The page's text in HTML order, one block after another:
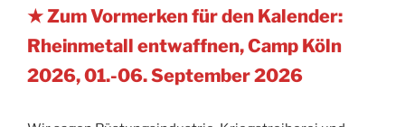
★ Zum Vormerken für den Kalender:
Rheinmetall entwaffnen, Camp Köln
2026, 01.-06. September 2026